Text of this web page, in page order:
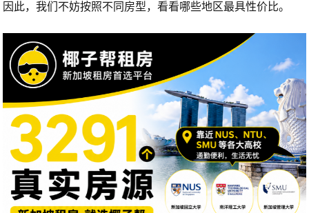
因此，我们不妨按照不同房型，看看哪些地区最具性价比。